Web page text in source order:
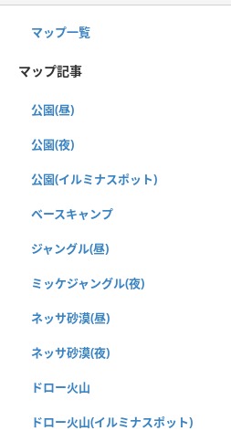
マップ一覧
マップ記事
公園(昼)
公園(夜)
公園(イルミナスポット)
ベースキャンプ
ジャングル(昼)
ミッケジャングル(夜)
ネッサ砂漠(昼)
ネッサ砂漠(夜)
ドロー火山
ドロー火山(イルミナスポット)